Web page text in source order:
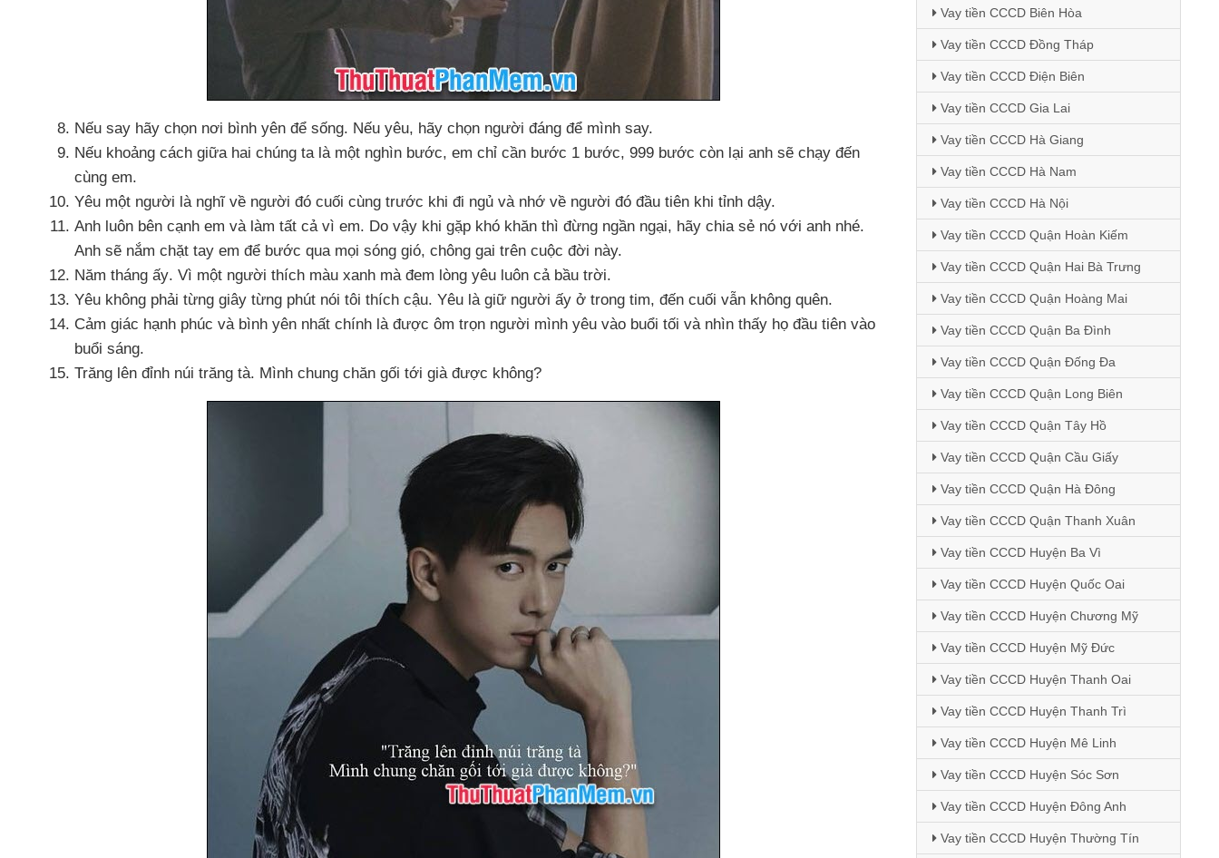
Nếu say hãy chọn nơi bình yên để sống. Nếu yêu, hãy chọn người đáng để mình say.
Nếu khoảng cách giữa hai chúng ta là một nghìn bước, em chỉ cần bước 1 bước, 999 bước còn lại anh sẽ chạy đến
cùng em.
Yêu một người là nghĩ về người đó cuối cùng trước khi đi ngủ và nhớ về người đó đầu tiên khi tỉnh dậy.
Anh luôn bên cạnh em và làm tất cả vì em. Do vậy khi gặp khó khăn thì đừng ngần ngại, hãy chia sẻ nó với anh nhé.
Anh sẽ nắm chặt tay em để bước qua mọi sóng gió, chông gai trên cuộc đời này.
Năm tháng ấy. Vì một người thích màu xanh mà đem lòng yêu luôn cả bầu trời.
Yêu không phải từng giây từng phút nói tôi thích cậu. Yêu là giữ người ấy ở trong tim, đến cuối vẫn không quên.
Cảm giác hạnh phúc và bình yên nhất chính là được ôm trọn người mình yêu vào buổi tối và nhìn thấy họ đầu tiên vào
buổi sáng.
Trăng lên đỉnh núi trăng tà. Mình chung chăn gối tới già được không?
Vay tiền CCCD Biên Hòa
Vay tiền CCCD Đồng Tháp
Vay tiền CCCD Điện Biên
Vay tiền CCCD Gia Lai
Vay tiền CCCD Hà Giang
Vay tiền CCCD Hà Nam
Vay tiền CCCD Hà Nội
Vay tiền CCCD Quận Hoàn Kiếm
Vay tiền CCCD Quận Hai Bà Trưng
Vay tiền CCCD Quận Hoàng Mai
Vay tiền CCCD Quận Ba Đình
Vay tiền CCCD Quận Đống Đa
Vay tiền CCCD Quận Long Biên
Vay tiền CCCD Quận Tây Hồ
Vay tiền CCCD Quận Cầu Giấy
Vay tiền CCCD Quận Hà Đông
Vay tiền CCCD Quận Thanh Xuân
Vay tiền CCCD Huyện Ba Vì
Vay tiền CCCD Huyện Quốc Oai
Vay tiền CCCD Huyện Chương Mỹ
Vay tiền CCCD Huyện Mỹ Đức
Vay tiền CCCD Huyện Thanh Oai
Vay tiền CCCD Huyện Thanh Trì
Vay tiền CCCD Huyện Mê Linh
Vay tiền CCCD Huyện Sóc Sơn
Vay tiền CCCD Huyện Đông Anh
Vay tiền CCCD Huyện Thường Tín